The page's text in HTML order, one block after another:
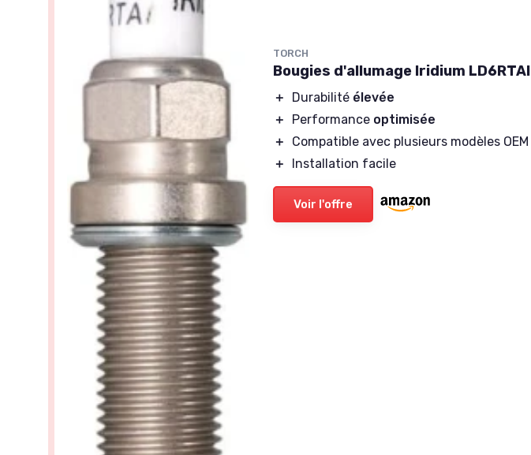
TORCH
Bougies d'allumage Iridium LD6RTAI
＋ Durabilité élevée
＋
Performance optimisée
＋
Compatible avec plusieurs modèles OEM
＋
Installation facile
Voir l'offre